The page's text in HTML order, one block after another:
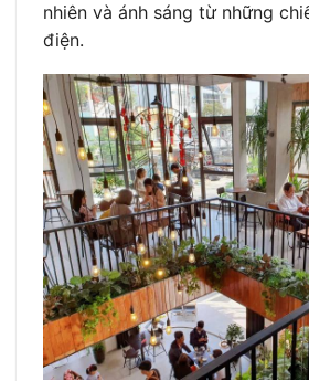
nhiên và ánh sáng từ những
điện.